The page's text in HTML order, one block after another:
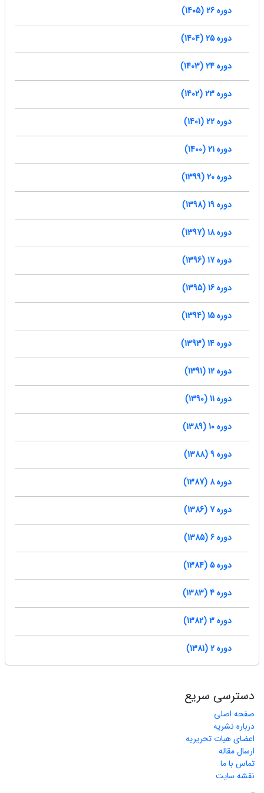
دوره 26 (1405)
دوره 25 (1404)
دوره 24 (1403)
دوره 23 (1402)
دوره 22 (1401)
دوره 21 (1400)
دوره 20 (1399)
دوره 19 (1398)
دوره 18 (1397)
دوره 17 (1396)
دوره 16 (1395)
دوره 15 (1394)
دوره 14 (1393)
دوره 12 (1391)
دوره 11 (1390)
دوره 10 (1389)
دوره 9 (1388)
دوره 8 (1387)
دوره 7 (1386)
دوره 6 (1385)
دوره 5 (1384)
دوره 4 (1383)
دوره 3 (1382)
دوره 2 (1381)
دسترسی سریع
صفحه اصلی
درباره نشریه
اعضای هیات تحریریه
ارسال مقاله
تماس با ما
نقشه سایت